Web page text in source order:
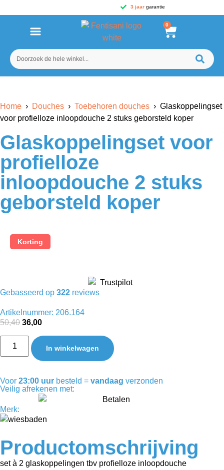
3 jaargarantie
0
Home › Douches › Toebehoren douches › Glaskoppelingset
voor profielloze inloopdouche 2 stuks geborsteld koper
Glaskoppelingset voor
profielloze
inloopdouche 2 stuks
geborsteld koper
Korting
Gebasseerd op 322 reviews
Artikelnummer: 206.164
50,40 36,00
In winkelwagen
Voor 23:00 uur besteld = vandaag verzonden
Veilig afrekenen met:
Merk:
Productomschrijving
set à 2 glaskoppelingen tbv profielloze inloopdouche